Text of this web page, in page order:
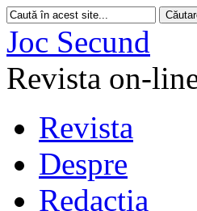
Joc Secund
Revista on-
Revista
Despre
Redacția